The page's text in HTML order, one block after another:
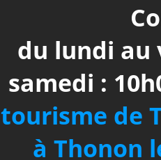
du lundi au
samedi :
tourisme de
à Thonon